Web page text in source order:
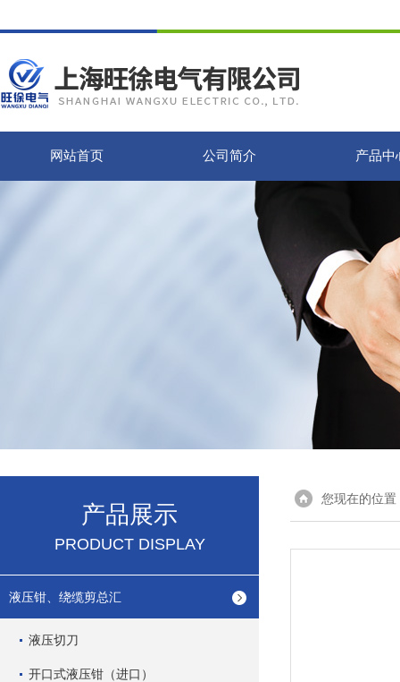
网站首页 公司简介 产品中
产品展示
PRODUCT DISPLAY
液压钳、绕缆剪总汇
液压切刀
开口式液压钳（进口）
您现在的位置